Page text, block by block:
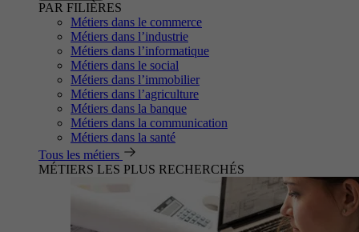
PAR FILIÈRES
Métiers dans le commerce
Métiers dans l’industrie
Métiers dans l’informatique
Métiers dans le social
Métiers dans l’immobilier
Métiers dans l’agriculture
Métiers dans la banque
Métiers dans la communication
Métiers dans la santé
Tous les métiers
MÉTIERS LES PLUS RECHERCHÉS